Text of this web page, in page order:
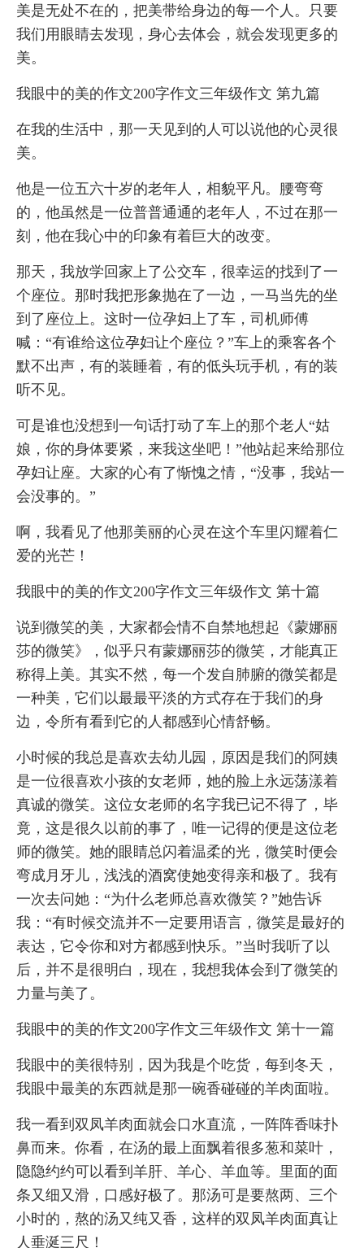
美是无处不在的，把美带给身边的每一个人。只要
我们用眼睛去发现，身心去体会，就会发现更多的
美。
我眼中的美的作文200字作文三年级作文 第九篇
在我的生活中，那一天见到的人可以说他的心灵很
美。
他是一位五六十岁的老年人，相貌平凡。腰弯弯
的，他虽然是一位普普通通的老年人，不过在那一
刻，他在我心中的印象有着巨大的改变。
那天，我放学回家上了公交车，很幸运的找到了一
个座位。那时我把形象抛在了一边，一马当先的坐
到了座位上。这时一位孕妇上了车，司机师傅
喊：“有谁给这位孕妇让个座位？”车上的乘客各个
默不出声，有的装睡着，有的低头玩手机，有的装
听不见。
可是谁也没想到一句话打动了车上的那个老人“姑
娘，你的身体要紧，来我这坐吧！”他站起来给那位
孕妇让座。大家的心有了惭愧之情，“没事，我站一
会没事的。”
啊，我看见了他那美丽的心灵在这个车里闪耀着仁
爱的光芒！
我眼中的美的作文200字作文三年级作文 第十篇
说到微笑的美，大家都会情不自禁地想起《蒙娜丽
莎的微笑》，似乎只有蒙娜丽莎的微笑，才能真正
称得上美。其实不然，每一个发自肺腑的微笑都是
一种美，它们以最最平淡的方式存在于我们的身
边，令所有看到它的人都感到心情舒畅。
小时候的我总是喜欢去幼儿园，原因是我们的阿姨
是一位很喜欢小孩的女老师，她的脸上永远荡漾着
真诚的微笑。这位女老师的名字我已记不得了，毕
竟，这是很久以前的事了，唯一记得的便是这位老
师的微笑。她的眼睛总闪着温柔的光，微笑时便会
弯成月牙儿，浅浅的酒窝使她变得亲和极了。我有
一次去问她：“为什么老师总喜欢微笑？”她告诉
我：“有时候交流并不一定要用语言，微笑是最好的
表达，它令你和对方都感到快乐。”当时我听了以
后，并不是很明白，现在，我想我体会到了微笑的
力量与美了。
我眼中的美的作文200字作文三年级作文 第十一篇
我眼中的美很特别，因为我是个吃货，每到冬天，
我眼中最美的东西就是那一碗香碰碰的羊肉面啦。
我一看到双凤羊肉面就会口水直流，一阵阵香味扑
鼻而来。你看，在汤的最上面飘着很多葱和菜叶，
隐隐约约可以看到羊肝、羊心、羊血等。里面的面
条又细又滑，口感好极了。那汤可是要熬两、三个
小时的，熬的汤又纯又香，这样的双凤羊肉面真让
人垂涎三尺！